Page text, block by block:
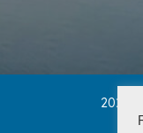
2025